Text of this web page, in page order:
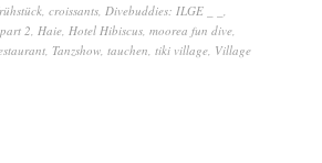
croissants Divebuddies: ILGE _ _
2 Haie Hotel Hibiscus moorea fun dive
Tanzshow tauchen tiki village Village